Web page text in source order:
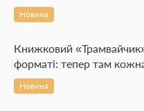
Новина
Книжковий
форматі: тепер там
Новина